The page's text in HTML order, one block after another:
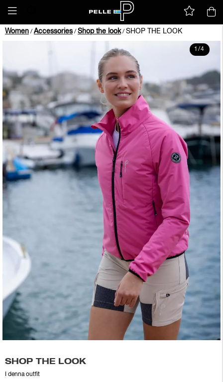
Women / Accessories / Shop the look/ SHOP THE LOOK
1/4
SHOP THE LOOK
I denna outfit